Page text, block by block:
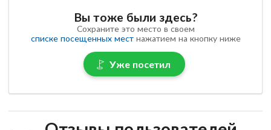
Вы тоже были здесь?
Сохраните это место в своем
списке посещенных местнажатием на кнопку ниже
Уже посетил